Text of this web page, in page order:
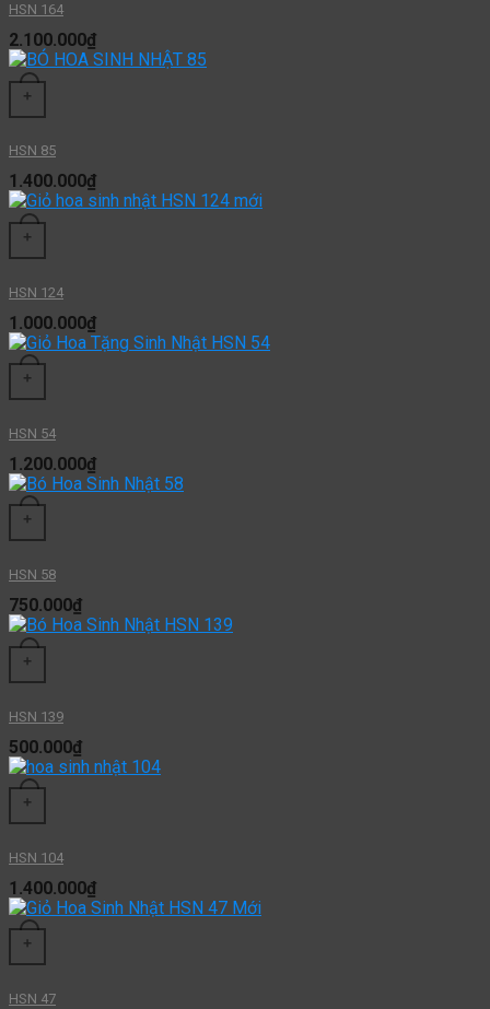
HSN 164
2.100.000₫
+
HSN 85
1.400.000₫
+
HSN 124
1.000.000₫
+
HSN 54
1.200.000₫
+
HSN 58
750.000₫
+
HSN 139
500.000₫
+
HSN 104
1.400.000₫
+
HSN 47